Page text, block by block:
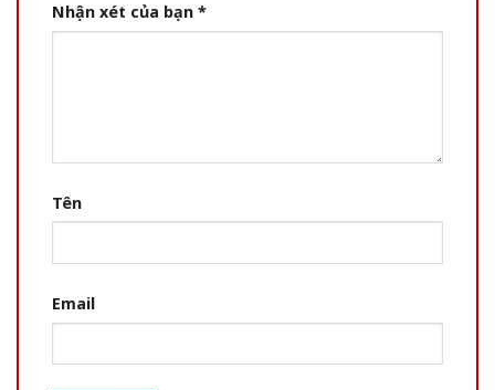
Nhận xét của bạn *
Tên
Email